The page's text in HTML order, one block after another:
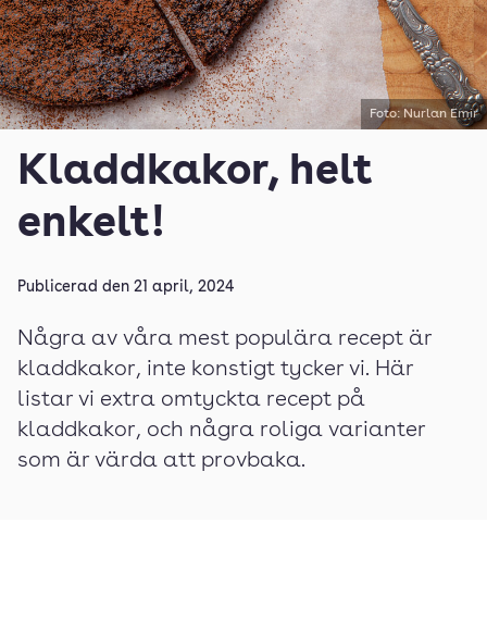
Foto: Nurlan Emir
Kladdkakor, helt
enkelt!
Publicerad den 21 april, 2024
Några av våra mest populära recept är
kladdkakor, inte konstigt tycker vi. Här
listar vi extra omtyckta recept på
kladdkakor, och några roliga varianter
som är värda att provbaka.